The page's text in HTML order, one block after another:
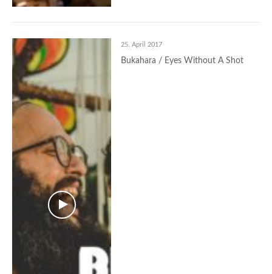
25. April 2017
Bukahara / Eyes Without A Shot